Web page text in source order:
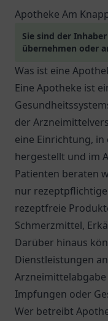
Apotheke Am
Sie sind der
übernehmen oder
Was ist eine
Eine Apotheke ist
der
eine Einrichtung,
hergestellt und im
Patienten beraten
nur
rezeptfreie
Schmerzmittel,
Darüber hinaus
Dienstleistungen
Impfungen oder
Wer betreibt